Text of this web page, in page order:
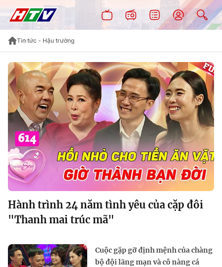
Tin tức - Hậu trường
Hành trình 24 năm tình yêu của cặp đôi
"Thanh mai trúc mã"
Cuộc gặp gỡ định mệnh của chàng
bộ đội lãng mạn và cô nàng cá